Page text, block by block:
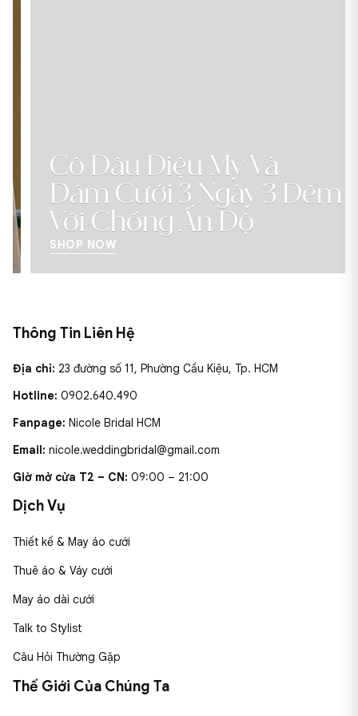
Cô Dâu Diệu My Và
Đám Cưới 3 Ngày 3 Đêm
Với Chồng Ấn Độ
SHOP NOW
Thông Tin Liên Hệ
Địa chỉ: 23 đường số 11, Phường Cầu Kiệu, Tp. HCM
Hotline: 0902.640.490
Fanpage: Nicole Bridal HCM
Email: nicole.weddingbridal@gmail.com
Giờ mở cửa T2 – CN: 09:00 – 21:00
Dịch Vụ
Thiết kế & May áo cưới
Thuê áo & Váy cưới
May áo dài cưới
Talk to Stylist
Câu Hỏi Thường Gặp
Thế Giới Của Chúng Ta